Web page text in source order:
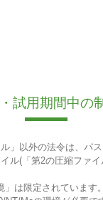
試用期間中の
ル」以外の法令は、パ
ル(「第2の圧縮ファイ
は限定されています。